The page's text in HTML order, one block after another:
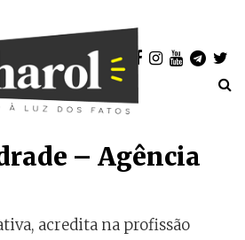
– Agência
acredita na profissão